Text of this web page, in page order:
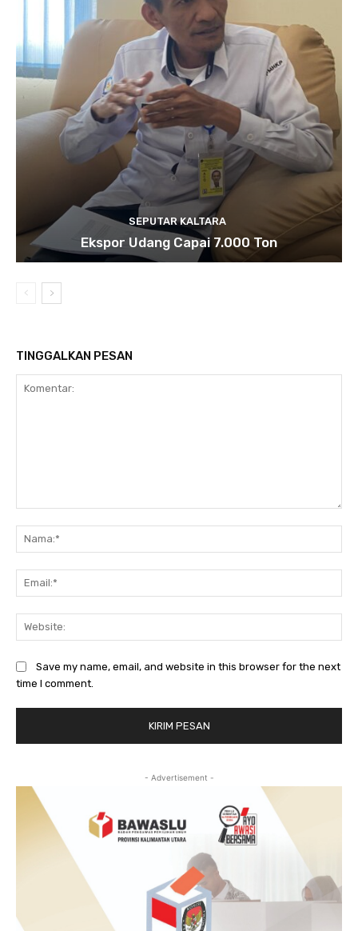
SEPUTAR KALTARA
Ekspor Udang Capai 7.000 Ton
TINGGALKAN PESAN
Save my name, email, and website in this browser for the next
time I comment.
- Advertisement -